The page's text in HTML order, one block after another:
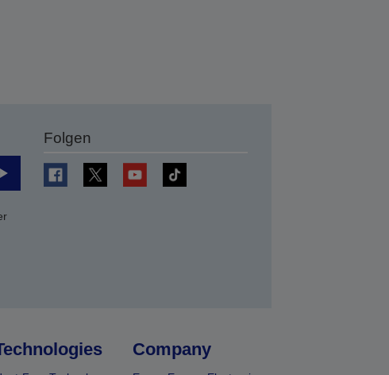
Senden
Folgen
Company